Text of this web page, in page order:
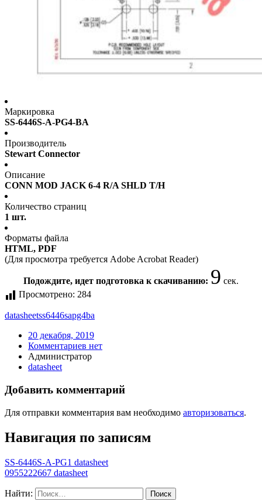
Маркировка
SS-6446S-A-PG4-BA
Производитель
Stewart Connector
Описание
CONN MOD JACK 6-4 R/A SHLD T/H
Количество страниц
1 шт.
Форматы файла
HTML, PDF
(Для просмотра требуется Adobe Acrobat Reader)
Подождите, идет подготовка к скачиванию: 9 сек.
Просмотрено: 284
datasheetss6446sapg4ba
20 декабря, 2019
Комментариев нет
Администратор
datasheet
Добавить комментарий
Для отправки комментария вам необходимо авторизоваться.
Навигация по записям
SS-6446S-A-PG1 datasheet
0955222667 datasheet
Найти: